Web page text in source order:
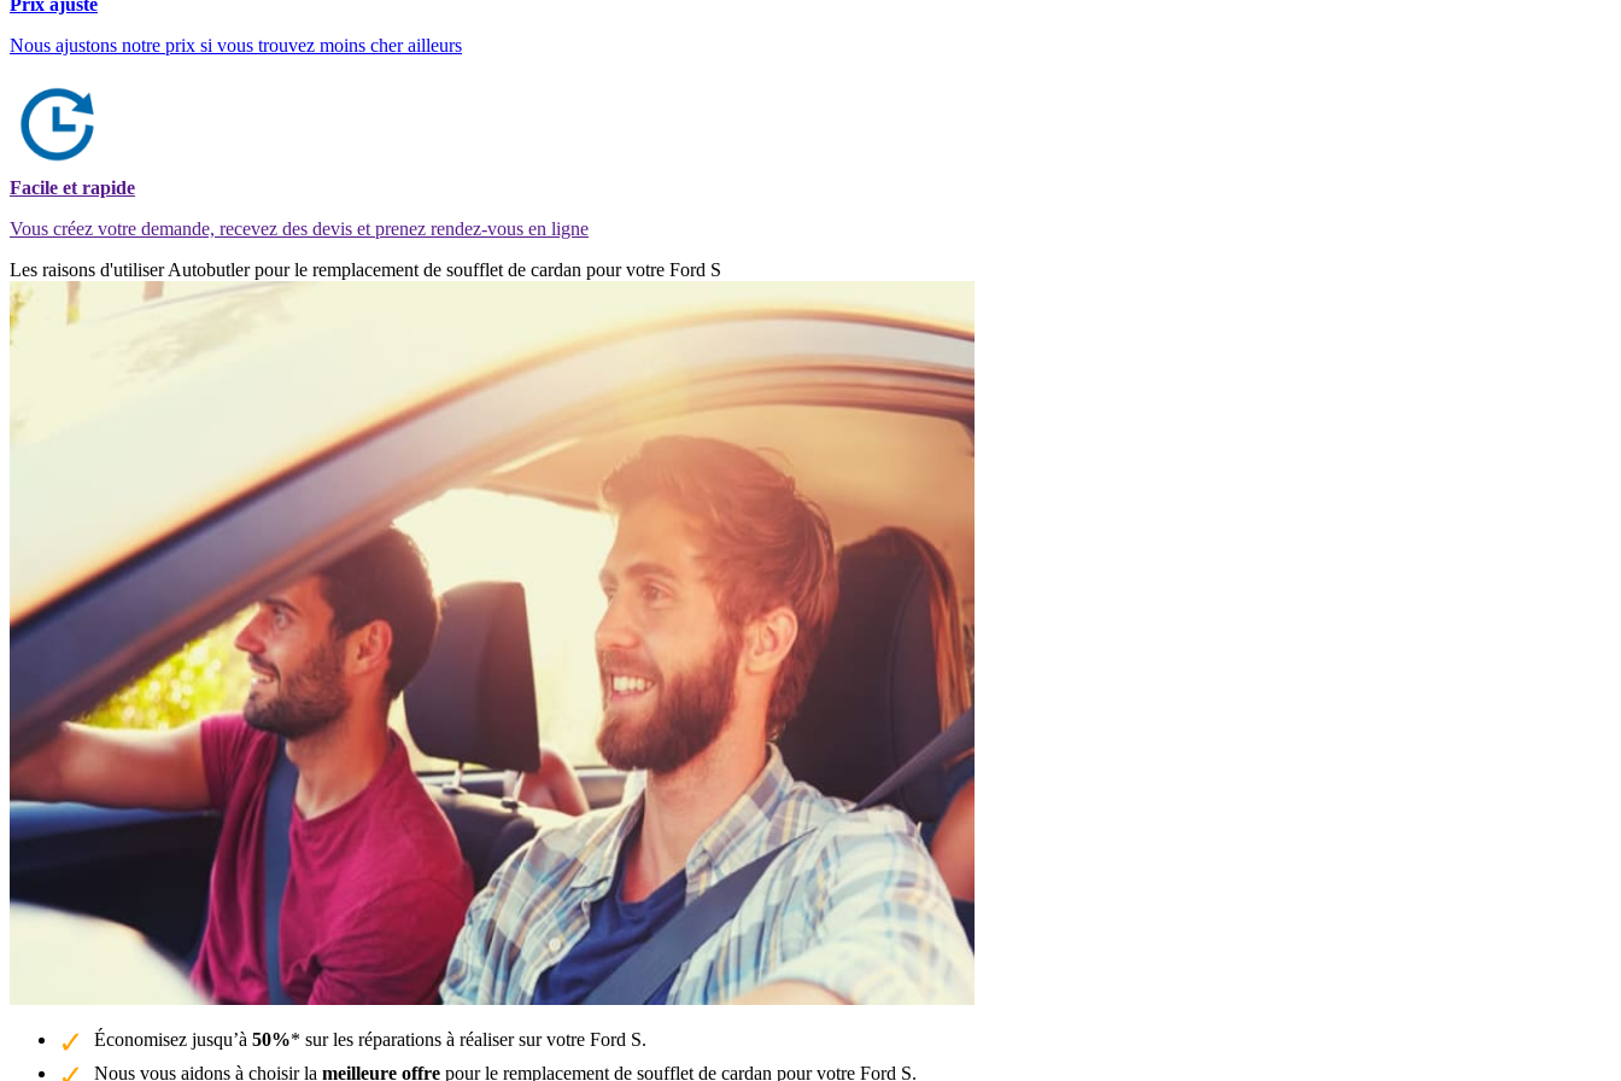
Nous ajustons notre prix si vous trouvez moins cher ailleurs
Facile et rapide
Vous créez votre demande, recevez des devis et prenez rendez-vous en ligne
Les raisons d'utiliser Autobutler pour le remplacement de soufflet de cardan pour votre Ford S
Économisez jusqu’à 50%* sur les réparations à réaliser sur votre Ford S.
Nous vous aidons à choisir la meilleure offre pour le remplacement de soufflet de cardan pour votre Ford S.